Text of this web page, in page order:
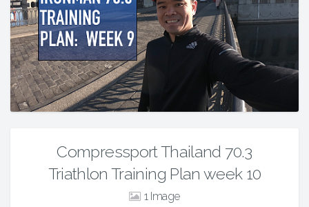
Compressport Thailand 70.3
Triathlon Training Plan week 10
1